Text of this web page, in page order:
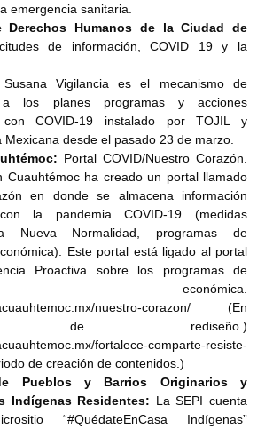
emergencia sanitaria.
Derechos Humanos de la Ciudad de
de información, COVID 19 y la
Susana Vigilancia es el mecanismo de
a los planes programas y acciones
con COVID-19 instalado por TOJIL y
Mexicana desde el pasado 23 de marzo.
Portal COVID/Nuestro Corazón.
Cuauhtémoc ha creado un portal llamado
en donde se almacena información
la pandemia COVID-19 (medidas
Nueva Normalidad, programas de
Este portal está ligado al portal
Proactiva sobre los programas de
económica.
nuestro-corazon/ (En
de rediseño.)
fortalece-comparte-resiste-
de creación de contenidos.)
Pueblos y Barrios Originarios y
Indígenas Residentes: La SEPI cuenta
“#QuédateEnCasa Indígenas”